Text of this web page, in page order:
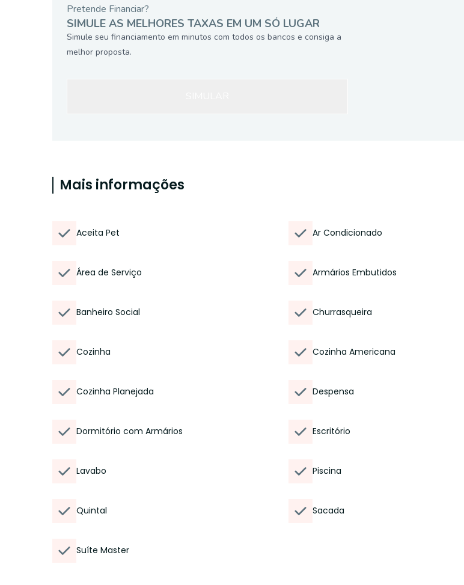
Pretende Financiar?
SIMULE AS MELHORES TAXAS EM UM SÓ LUGAR
Simule seu financiamento em minutos com todos os bancos e consiga a
melhor proposta.
Mais informações
Aceita Pet Ar Condicionado
Área de Serviço Armários Embutidos
Banheiro Social Churrasqueira
Cozinha Cozinha Americana
Cozinha Planejada Despensa
Dormitório com Armários Escritório
Lavabo Piscina
Quintal Sacada
Suíte Master